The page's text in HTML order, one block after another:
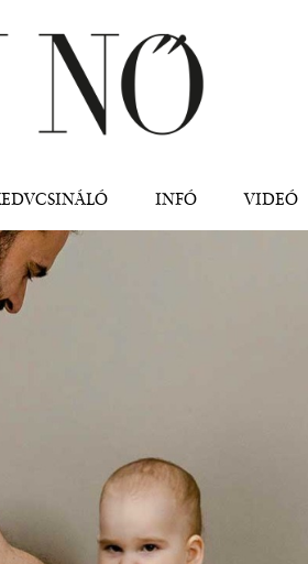
INFÓ VIDEÓ